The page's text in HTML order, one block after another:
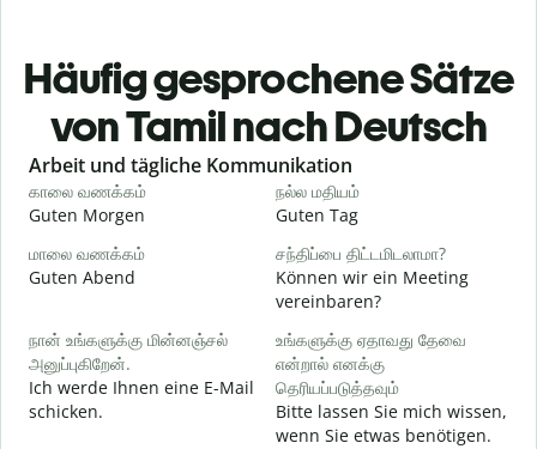
Häufig gesprochene Sätze
von Tamil nach Deutsch
Slide 1 of 6
Arbeit und tägliche Kommunikation
காலை வணக்கம்
Guten Morgen
நல்ல மதியம்
Guten Tag
மாலை வணக்கம்
Guten Abend
சந்திப்பை திட்டமிடலாமா?
Können wir ein Meeting
vereinbaren?
நான் உங்களுக்கு மின்னஞ்சல்
அனுப்புகிறேன்.
Ich werde Ihnen eine E-Mail
schicken.
உங்களுக்கு ஏதாவது தேவை
என்றால் எனக்கு
தெரியப்படுத்தவும்
Bitte lassen Sie mich wissen,
wenn Sie etwas benötigen.